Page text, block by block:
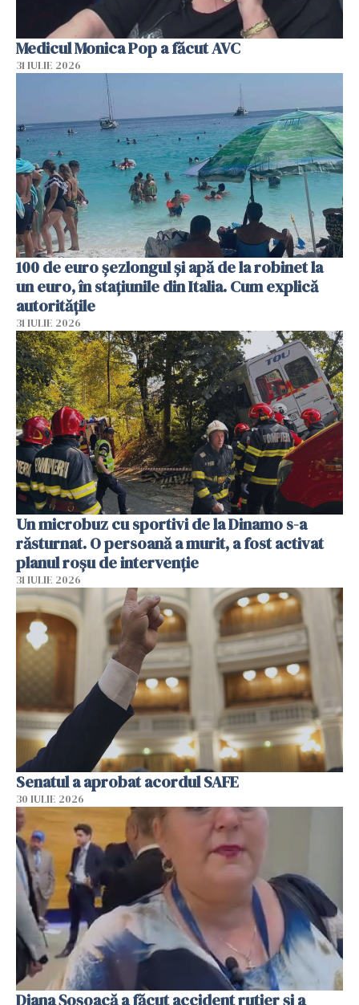
Medicul Monica Pop a făcut AVC
31 IULIE 2026
100 de euro șezlongul și apă de la robinet la
un euro, în stațiunile din Italia. Cum explică
autoritățile
31 IULIE 2026
Un microbuz cu sportivi de la Dinamo s-a
răsturnat. O persoană a murit, a fost activat
planul roșu de intervenție
31 IULIE 2026
Senatul a aprobat acordul SAFE
30 IULIE 2026
Diana Șoșoacă a făcut accident rutier și a